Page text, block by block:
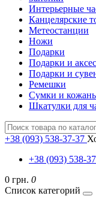
Интерьерные
Канцелярские
Метеостанции
Ножи
Подарки
Подарки и
Подарки и
Ремешки
Сумки и
Шкатулки для
+38 (093) 538-37-37
+38 (093) 538-
0 грн. 0
Список категорий